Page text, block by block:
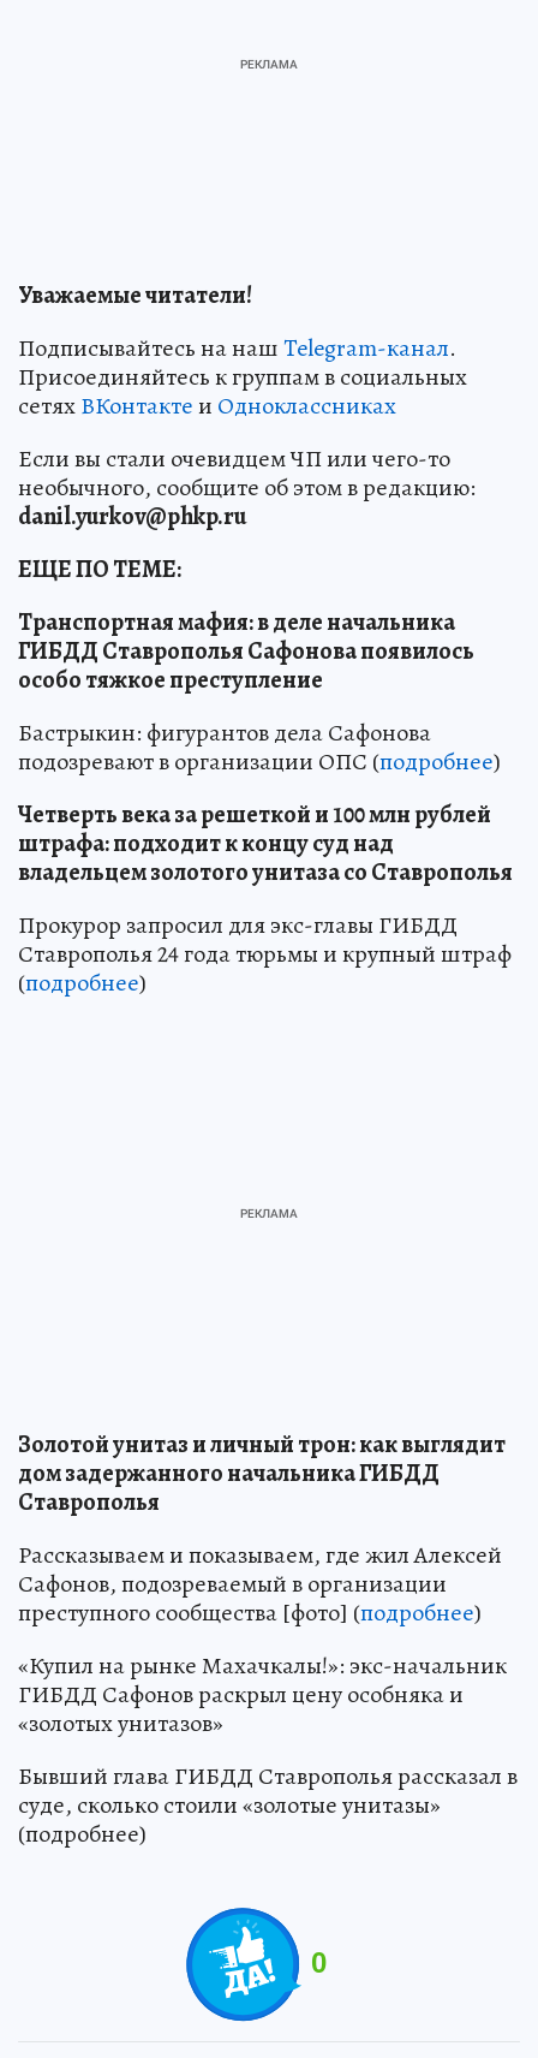
Уважаемые читатели!
Подписывайтесь на нашTelegram-канал.
Присоединяйтесь к группам в социальных
сетяхВКонтактеи Одноклассниках
Если вы стали очевидцем ЧП или чего-то
необычного, сообщите об этом в редакцию:
danil.yurkov@phkp.ru
ЕЩЕ ПО ТЕМЕ:
Транспортная мафия: в деле начальника
ГИБДД Ставрополья Сафонова появилось
особо тяжкое преступление
Бастрыкин: фигурантов дела Сафонова
подозревают в организации ОПС (подробнее)
Четверть века за решеткой и 100 млн рублей
штрафа: подходит к концу суд над
владельцем золотого унитаза со Ставрополья
Прокурор запросил для экс-главы ГИБДД
Ставрополья 24 года тюрьмы и крупный штраф
(подробнее)
Золотой унитаз и личный трон: как выглядит
дом задержанного начальника ГИБДД
Ставрополья
Рассказываем и показываем, где жил Алексей
Сафонов, подозреваемый в организации
преступного сообщества [фото] (подробнее)
«Купил на рынке Махачкалы!»: экс-начальник
ГИБДД Сафонов раскрыл цену особняка и
«золотых унитазов»
Бывший глава ГИБДД Ставрополья рассказал в
суде, сколько стоили «золотые унитазы»
(подробнее)
0